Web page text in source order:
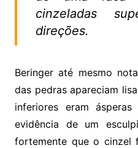
cinzeladas
direções.
Beringer até mesmo
das pedras apareciam
inferiores eram
evidência de um
fortemente que o cinzel